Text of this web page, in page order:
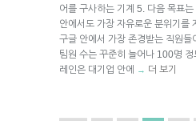
어를 구사하는 기계 5. 다음 목표
안에서도 가장 자유로운 분위기를
구글 안에서 가장 존경받는 직원들
팀원 수는 꾸준히 늘어나 100명
레인은 대기업 안에
→ 더 보기